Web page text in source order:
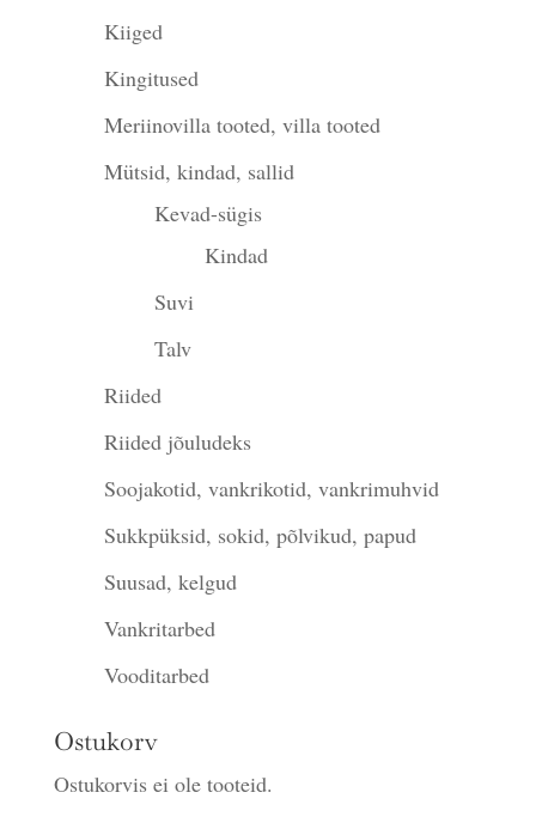
Kiiged
Kingitused
Meriinovilla tooted, villa tooted
Mütsid, kindad, sallid
Kevad-sügis
Kindad
Suvi
Talv
Riided
Riided jõuludeks
Soojakotid, vankrikotid, vankrimuhvid
Sukkpüksid, sokid, põlvikud, papud
Suusad, kelgud
Vankritarbed
Vooditarbed
Ostukorv
Ostukorvis ei ole tooteid.